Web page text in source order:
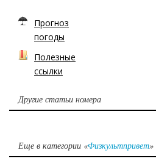
Прогноз
погоды
Полезные
ссылки
Другие статьи номера
Еще в категории «Физкультпривет»